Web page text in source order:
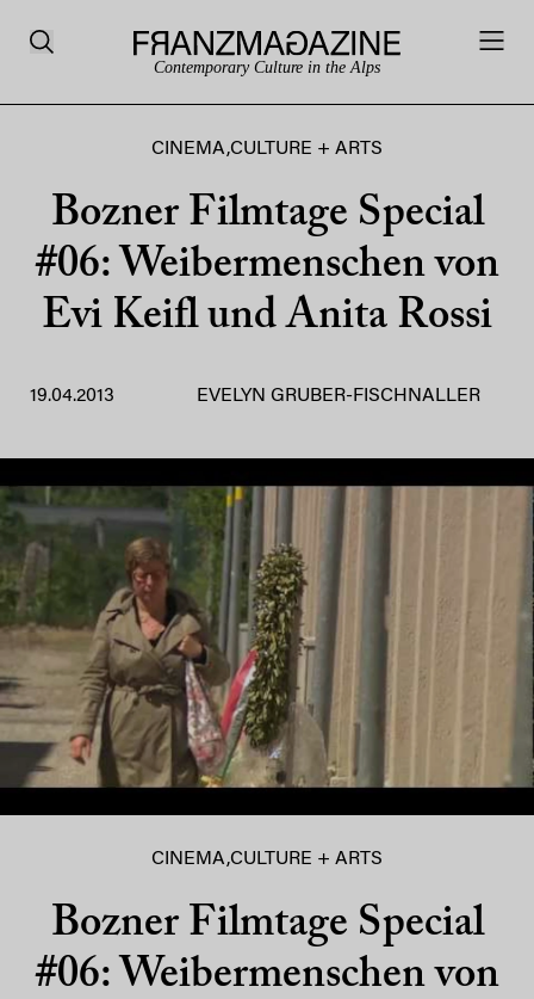
Contemporary Culture in the Alps
CINEMA,CULTURE + ARTS
Bozner Filmtage Special
#06: Weibermenschen von
Evi Keifl und Anita Rossi
19.04.2013 EVELYN GRUBER-FISCHNALLER
CINEMA,CULTURE + ARTS
Bozner Filmtage Special
#06: Weibermenschen von